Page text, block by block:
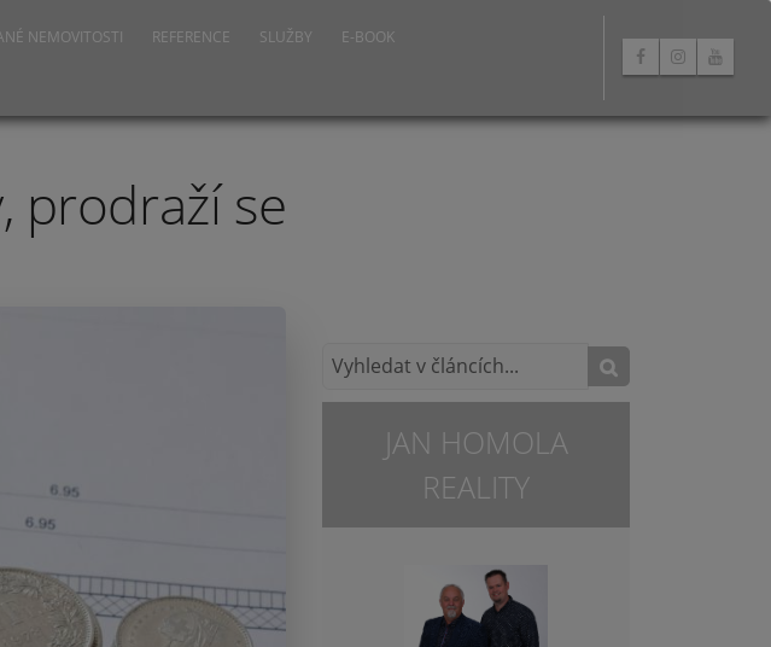
NEMOVITOSTI REFERENCE SLUŽBY
E-BOOK
prodraží se
JAN HOMOLA
REALITY